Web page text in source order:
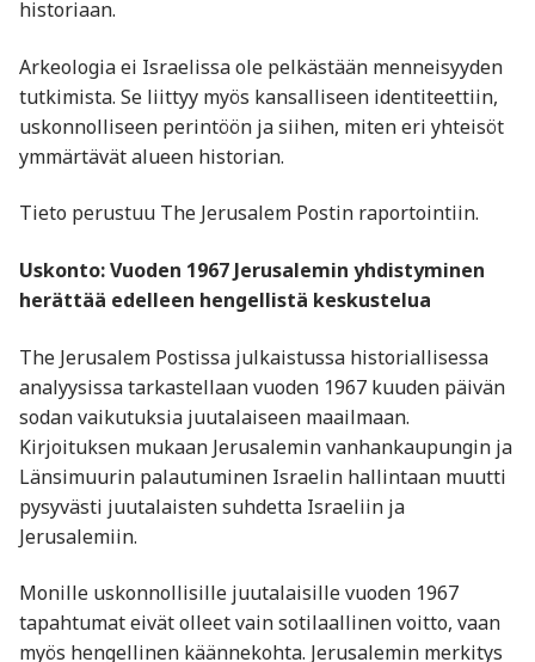
historiaan.
Arkeologia ei Israelissa ole pelkästään menneisyyden
tutkimista. Se liittyy myös kansalliseen identiteettiin,
uskonnolliseen perintöön ja siihen, miten eri yhteisöt
ymmärtävät alueen historian.
Tieto perustuu The Jerusalem Postin raportointiin.
Uskonto: Vuoden 1967 Jerusalemin yhdistyminen
herättää edelleen hengellistä keskustelua
The Jerusalem Postissa julkaistussa historiallisessa
analyysissa tarkastellaan vuoden 1967 kuuden päivän
sodan vaikutuksia juutalaiseen maailmaan.
Kirjoituksen mukaan Jerusalemin vanhankaupungin ja
Länsimuurin palautuminen Israelin hallintaan muutti
pysyvästi juutalaisten suhdetta Israeliin ja
Jerusalemiin.
Monille uskonnollisille juutalaisille vuoden 1967
tapahtumat eivät olleet vain sotilaallinen voitto, vaan
myös hengellinen käännekohta. Jerusalemin merkitys